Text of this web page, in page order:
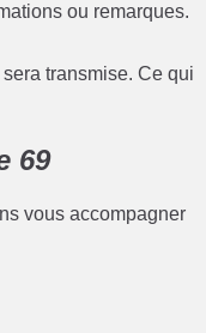
ou remarques.
transmise. Ce qui
69
vous accompagner